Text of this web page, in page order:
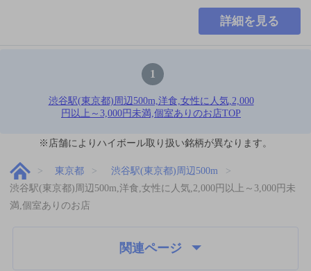
詳細を見る
1
渋谷駅(東京都)周辺500m,洋食,女性に人気,2,000
円以上～3,000円未満,個室ありのお店TOP
※店舗によりハイボール取り扱い銘柄が異なります。
東京都
渋谷駅(東京都)周辺500m
渋谷駅(東京都)周辺500m,洋食,女性に人気,2,000円以上～3,000円未
満,個室ありのお店
関連ページ